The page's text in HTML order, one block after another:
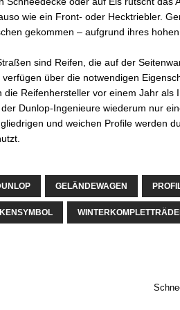
wie ein Front- oder Hecktriebler.
gekommen – aufgrund ihres
sind Reifen, die auf der
über die notwendigen
Reifenhersteller vor einem Jahr als
Dunlop-Ingenieure wiederum nur
und weichen Profile werden
GELÄNDEWAGEN